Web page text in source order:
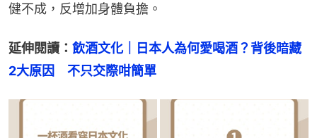
健不成，反增加身體負擔。
延伸閱讀： 飲酒文化｜日本人為何愛喝酒？背後暗藏
2大原因　不只交際咁簡單